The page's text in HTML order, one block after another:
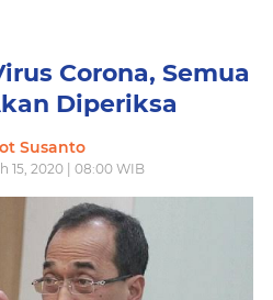
Corona, Semua
Diperiksa
Susanto
15, 2020 | 08:00 WIB